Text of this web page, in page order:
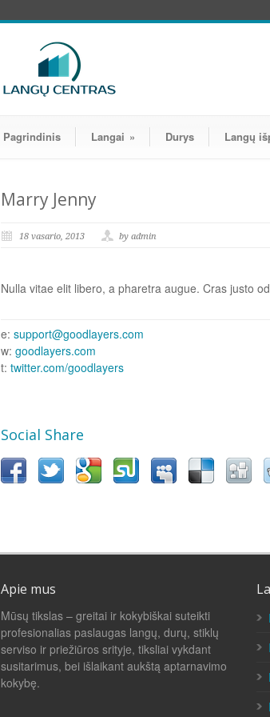
Pagrindinis Langai » Durys Langų
Marry Jenny
18 vasario, 2013 by admin
Nulla vitae elit libero, a pharetra augue. Cras justo
e: support@goodlayers.com
w: goodlayers.com
t: twitter.com/goodlayers
Social Share
Apie mus
Mūsų tikslas – greitai ir kokybiškai suteikti
profesionalias paslaugas langų, durų, stiklų
serviso ir priežiūros srityje, tiksliai vykdant
susitarimus, bei išlaikant aukštą aptarnavimo
kokybę.